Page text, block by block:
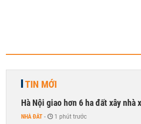
TIN MỚI
Hà Nội giao hơn 6 ha đất xây nhà
NHÀ ĐẤT - 1 phút trước